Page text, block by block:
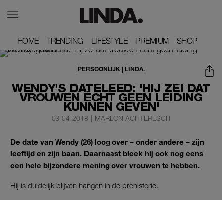
HOME
HOME TRENDING
TRENDING LIFESTYLE
LIFESTYLE PREMIUM
PREMIUM SHOP
SHOP
WENDY'S DATELEED: 'HIJ ZEI DAT
VROUWEN ÉCHT GEEN LEIDING
KUNNEN GEVEN'
PERSOONLIJK| LINDA.
03-04-2018 | MARLON ACHTERESCH
De date van Wendy (26) loog over – onder andere – zijn
leeftijd en zijn baan. Daarnaast bleek hij ook nog eens
een hele bijzondere mening over vrouwen te hebben.
Hij is duidelijk blijven hangen in de prehistorie.